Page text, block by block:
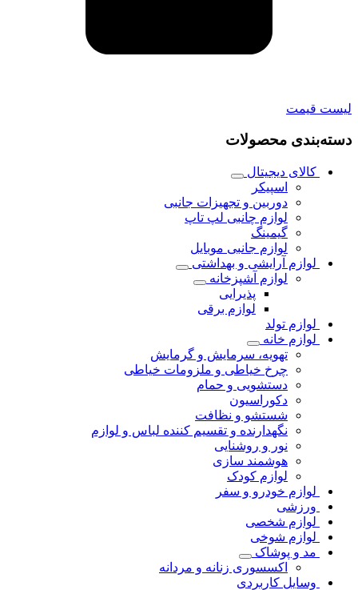
لیست قیمت
دسته‌بندی محصولات
کالای دیجیتال
اسپیکر
دوربین و تجهیزات جانبی
لوازم چانبی لپ تاپ
گیمینگ
لوازم جانبی موبایل
لوازم آرایشی و بهداشتی
لوازم آشپزخانه
پذیرایی
لوازم برقی
لوازم تولد
لوازم خانه
تهویه، سرمایش و گرمایش
چرخ خیاطی و ملزومات خیاطی
دستشویی و حمام
دکوراسیون
شستشو و نظافت
نگهدارنده و تقسیم کننده لباس و لوازم
نور و روشنایی
هوشمند سازی
لوازم کودک
لوازم خودرو و سفر
ورزشی
لوازم شخصی
لوازم شوخی
مد و پوشاک
اکسسوری زنانه و مردانه
وسایل کاربردی